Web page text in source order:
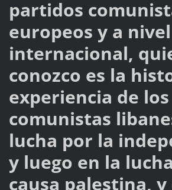
partidos
europeos y a nivel
internacional,
conozco es la
experiencia de los
comunistas
lucha por la
y luego en la
causa palestina,